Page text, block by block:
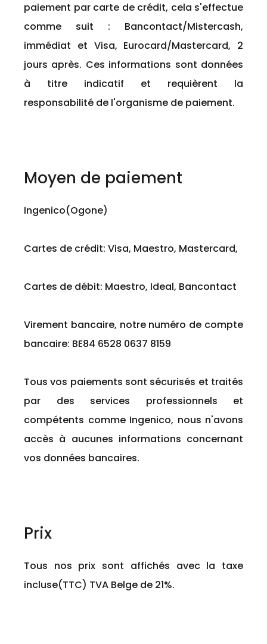
paiement par carte de crédit, cela s'effectue
comme suit : Bancontact/Mistercash,
immédiat et Visa, Eurocard/Mastercard, 2
jours après. Ces informations sont données
à titre indicatif et requièrent la
responsabilité de l'organisme de paiement.
Moyen de paiement
Ingenico(Ogone)
Cartes de crédit: Visa, Maestro, Mastercard,
Cartes de débit: Maestro, Ideal, Bancontact
Virement bancaire, notre numéro de compte
bancaire: BE84 6528 0637 8159
Tous vos paiements sont sécurisés et traités
par des services professionnels et
compétents comme Ingenico, nous n'avons
accès à aucunes informations concernant
vos données bancaires.
Prix
Tous nos prix sont affichés avec la taxe
incluse(TTC) TVA Belge de 21%.